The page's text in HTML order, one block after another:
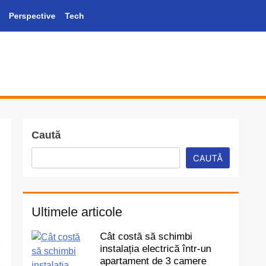
Perspective Tech
Caută
CAUTĂ
Ultimele articole
Cât costă să schimbi
instalația electrică într-un
apartament de 3 camere